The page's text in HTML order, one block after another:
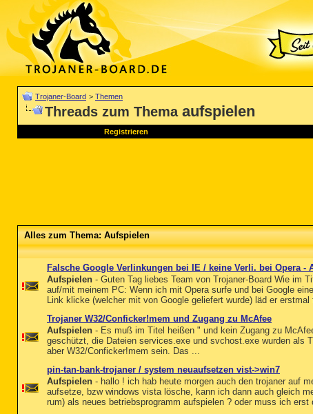
Trojaner-Board > Themen
Threads zum Thema aufspielen
Registrieren
Alles zum Thema: Aufspielen
Falsche Google Verlinkungen bei IE / keine Verli. bei Opera
Aufspielen - Guten Tag liebes Team von Trojaner-Board Wie im
auf/mit meinem PC: Wenn ich mit Opera surfe und bei Google
Link klicke (welcher mit von Google geliefert wurde) läd er
Trojaner W32/Conficker!mem und Zugang zu McAfee
Aufspielen - Es muß im Titel heißen " und kein Zugang zu
geschützt, die Dateien services.exe und svchost.exe wurden als
aber W32/Conficker!mem sein. Das ...
pin-tan-bank-trojaner / system neuaufsetzen vist->win7
Aufspielen - hallo ! ich hab heute morgen auch den trojaner auf
aufsetze, bzw windows vista lösche, kann ich dann auch gleich
rum) als neues betriebsprogramm aufspielen ? oder muss ich